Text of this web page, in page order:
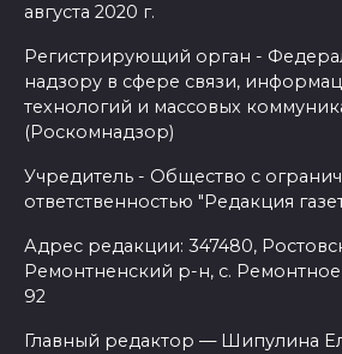
августа 2020 г.
Регистрирующий орган -
надзору в сфере связи,
технологий и массовых
(Роскомнадзор)
Учредитель - Общество с
ответственностью "Редакция
Адрес редакции: 347480,
Ремонтненский р-н, с.
92
Главный редактор — Шипулина